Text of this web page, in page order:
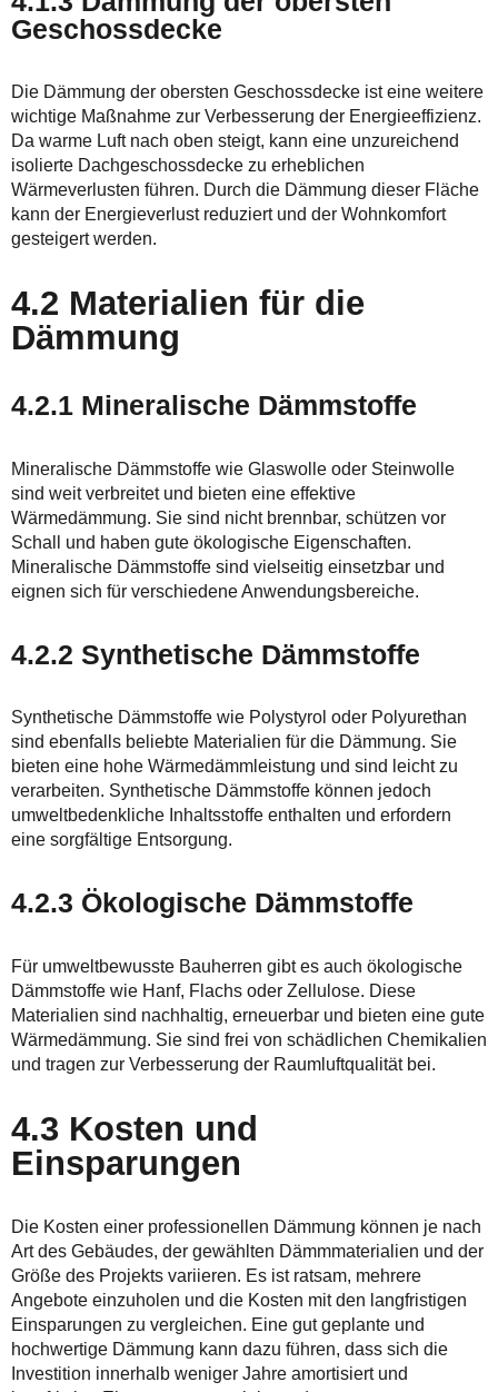
Geschossdecke
Die Dämmung der obersten Geschossdecke ist eine weitere
wichtige Maßnahme zur Verbesserung der Energieeffizienz.
Da warme Luft nach oben steigt, kann eine unzureichend
isolierte Dachgeschossdecke zu erheblichen
Wärmeverlusten führen. Durch die Dämmung dieser Fläche
kann der Energieverlust reduziert und der Wohnkomfort
gesteigert werden.
4.2 Materialien für die
Dämmung
4.2.1 Mineralische Dämmstoffe
Mineralische Dämmstoffe wie Glaswolle oder Steinwolle
sind weit verbreitet und bieten eine effektive
Wärmedämmung. Sie sind nicht brennbar, schützen vor
Schall und haben gute ökologische Eigenschaften.
Mineralische Dämmstoffe sind vielseitig einsetzbar und
eignen sich für verschiedene Anwendungsbereiche.
4.2.2 Synthetische Dämmstoffe
Synthetische Dämmstoffe wie Polystyrol oder Polyurethan
sind ebenfalls beliebte Materialien für die Dämmung. Sie
bieten eine hohe Wärmedämmleistung und sind leicht zu
verarbeiten. Synthetische Dämmstoffe können jedoch
umweltbedenkliche Inhaltsstoffe enthalten und erfordern
eine sorgfältige Entsorgung.
4.2.3 Ökologische Dämmstoffe
Für umweltbewusste Bauherren gibt es auch ökologische
Dämmstoffe wie Hanf, Flachs oder Zellulose. Diese
Materialien sind nachhaltig, erneuerbar und bieten eine gute
Wärmedämmung. Sie sind frei von schädlichen Chemikalien
und tragen zur Verbesserung der Raumluftqualität bei.
4.3 Kosten und
Einsparungen
Die Kosten einer professionellen Dämmung können je nach
Art des Gebäudes, der gewählten Dämmmaterialien und der
Größe des Projekts variieren. Es ist ratsam, mehrere
Angebote einzuholen und die Kosten mit den langfristigen
Einsparungen zu vergleichen. Eine gut geplante und
hochwertige Dämmung kann dazu führen, dass sich die
Investition innerhalb weniger Jahre amortisiert und